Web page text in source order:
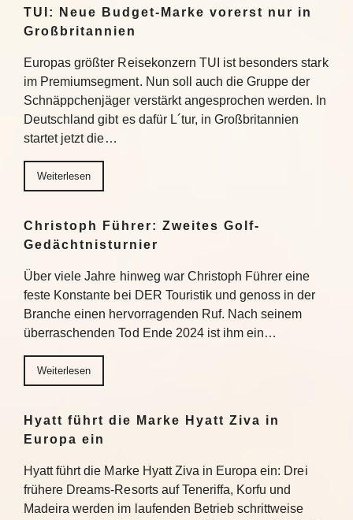
TUI: Neue Budget-Marke vorerst nur in
Großbritannien
Europas größter Reisekonzern TUI ist besonders stark
im Premiumsegment. Nun soll auch die Gruppe der
Schnäppchenjäger verstärkt angesprochen werden. In
Deutschland gibt es dafür L´tur, in Großbritannien
startet jetzt die…
Weiterlesen
Christoph Führer: Zweites Golf-
Gedächtnisturnier
Über viele Jahre hinweg war Christoph Führer eine
feste Konstante bei DER Touristik und genoss in der
Branche einen hervorragenden Ruf. Nach seinem
überraschenden Tod Ende 2024 ist ihm ein…
Weiterlesen
Hyatt führt die Marke Hyatt Ziva in
Europa ein
Hyatt führt die Marke Hyatt Ziva in Europa ein: Drei
frühere Dreams-Resorts auf Teneriffa, Korfu und
Madeira werden im laufenden Betrieb schrittweise